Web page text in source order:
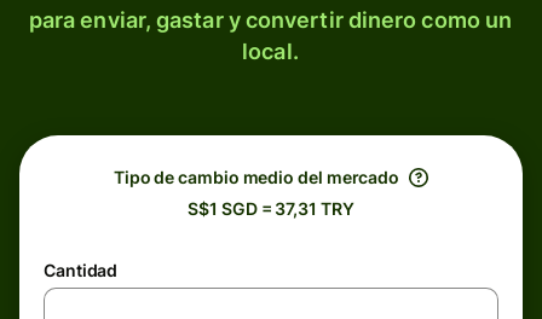
para enviar, gastar y convertir dinero como un
local.
Tipo de cambio medio del mercado
S$1 SGD = 37,31 TRY
Cantidad